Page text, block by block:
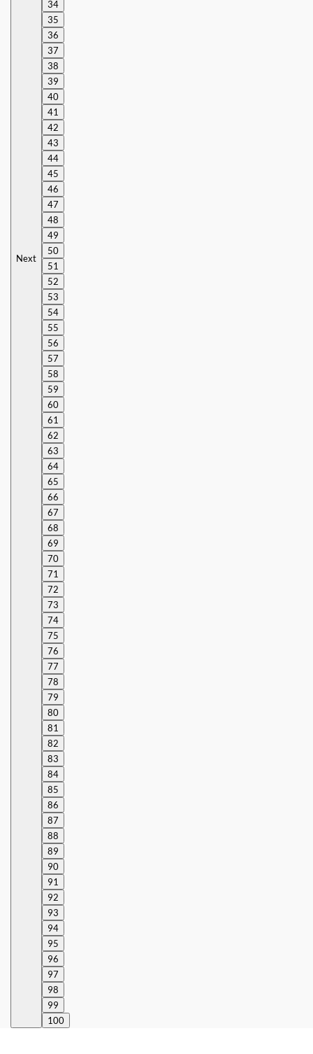
Next
34
35
36
37
38
39
40
41
42
43
44
45
46
47
48
49
50
51
52
53
54
55
56
57
58
59
60
61
62
63
64
65
66
67
68
69
70
71
72
73
74
75
76
77
78
79
80
81
82
83
84
85
86
87
88
89
90
91
92
93
94
95
96
97
98
99
100